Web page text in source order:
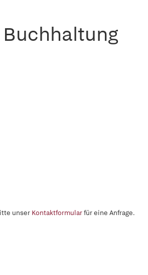
unser Kontaktformularfür eine Anfrage.